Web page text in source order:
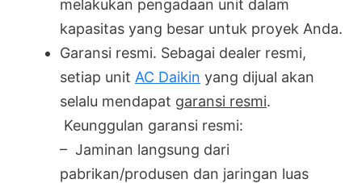
melakukan pengadaan unit dalam
kapasitas yang besar untuk proyek Anda.
Garansi resmi. Sebagai dealer resmi,
setiap unit AC Daikin yang dijual akan
selalu mendapat garansi resmi.
Keunggulan garansi resmi:
– Jaminan langsung dari
pabrikan/produsen dan jaringan luas